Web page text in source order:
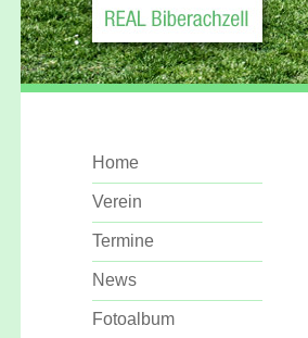
Home
Verein
Termine
News
Fotoalbum